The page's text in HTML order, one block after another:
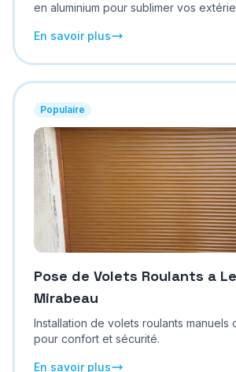
en aluminium pour sublimer vos
En savoir plus
Populaire
Pose de Volets Roulants a
Mirabeau
Installation de volets roulants manuels
pour confort et sécurité.
En savoir plus